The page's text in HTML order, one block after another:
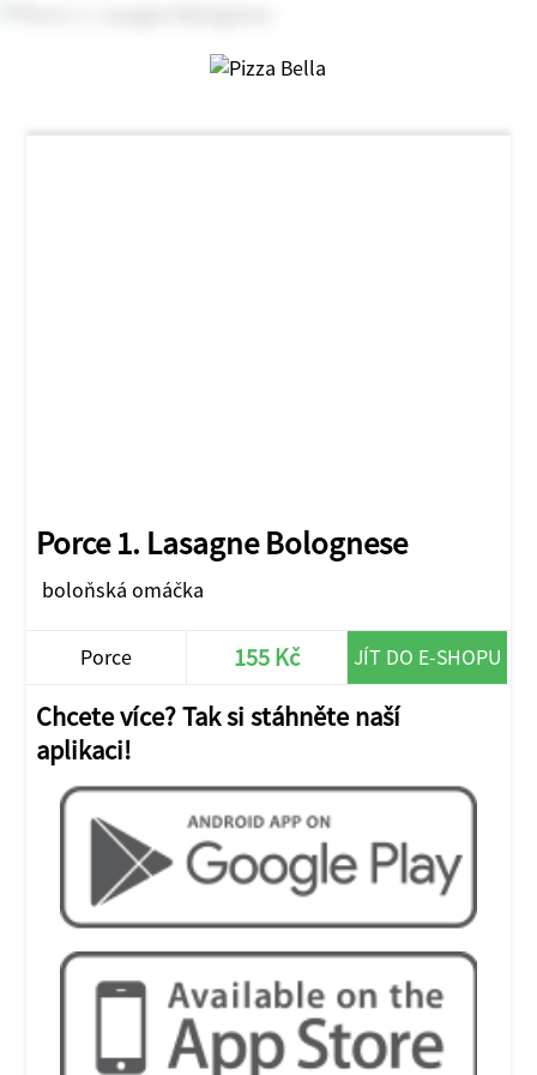
Porce 1. Lasagne Bolognese
boloňská omáčka
Porce 155 Kč JÍT DO E-SHOPU
Chcete více? Tak si stáhněte naší
aplikaci!